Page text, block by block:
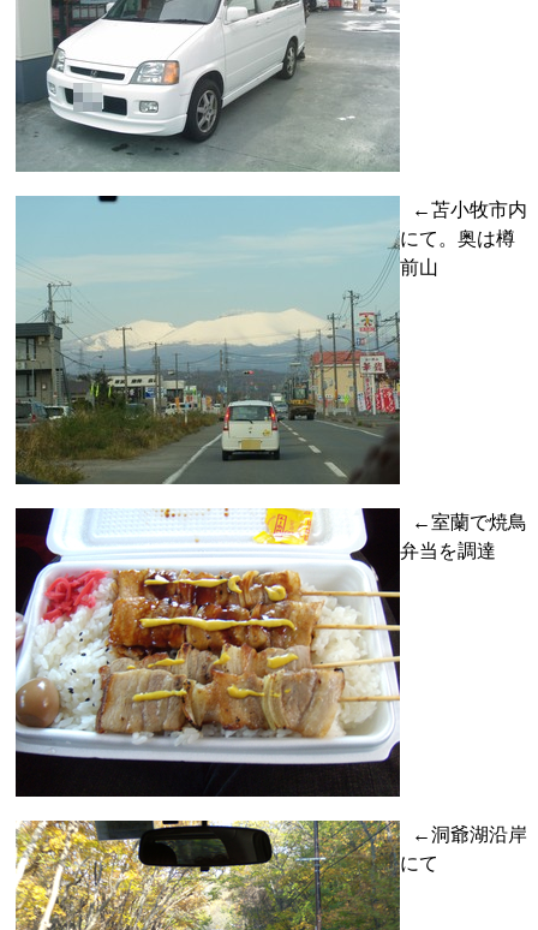
←苫小牧市内
にて。奥は樽
前山
←室蘭で焼鳥
弁当を調達
←洞爺湖沿岸
にて